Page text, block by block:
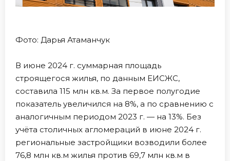
Фото: Дарья Атаманчук
В июне 2024 г. суммарная площадь
строящегося жилья, по данным ЕИСЖС,
составила 115 млн кв.м. За первое полугодие
показатель увеличился на 8%, а по сравнению с
аналогичным периодом 2023 г. — на 13%. Без
учёта столичных агломераций в июне 2024 г.
региональные застройщики возводили более
76,8 млн кв.м жилья против 69,7 млн кв.м в